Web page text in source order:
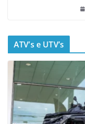
ATV’s e UTV’s